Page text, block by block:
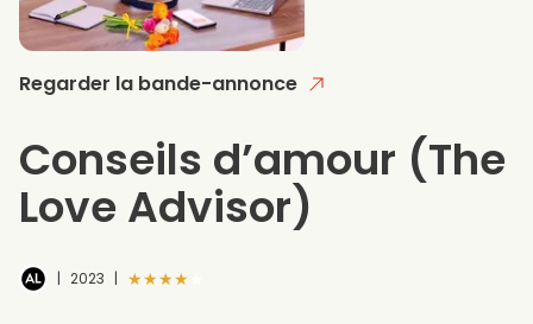
Regarder la bande-annonce
Conseils d’amour (The
Love Advisor)
| 2023 | ★★★★★